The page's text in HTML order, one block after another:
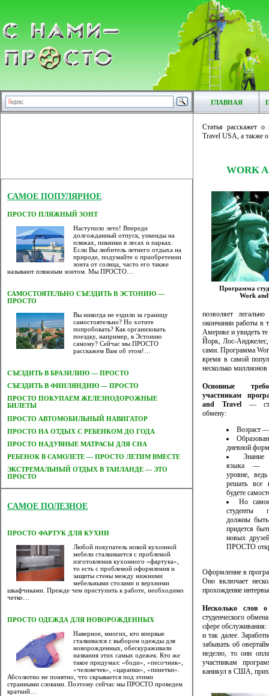
ГЛАВНАЯ
САМОЕ ПОПУЛЯРНОЕ
ПРОСТО ПЛЯЖНЫЙ ЗОНТ
Наступило лето! Впереди
долгожданный отпуск, уикенды на
пляжах, пикники в лесах и парках.
Если Вы любитель летнего отдыха на
природе, подумайте о приобретении
зонта от солнца, часто его также
называют пляжным зонтом. Мы ПРОСТО…
САМОСТОЯТЕЛЬНО СЪЕЗДИТЬ В ЭСТОНИЮ —
ПРОСТО
Вы никогда не ездили за границу
самостоятельно? Но хотите
попробовать? Как организовать
поездку, например, в Эстонию
самому? Сейчас мы ПРОСТО
расскажем Вам об этом!…
СЪЕЗДИТЬ В БРАЗИЛИЮ — ПРОСТО
СЪЕЗДИТЬ В ФИНЛЯНДИЮ — ПРОСТО
ПРОСТО ПОКУПАЕМ ЖЕЛЕЗНОДОРОЖНЫЕ
БИЛЕТЫ
ПРОСТО АВТОМОБИЛЬНЫЙ НАВИГАТОР
ПРОСТО НА ОТДЫХ С РЕБЕНКОМ ДО ГОДА
ПРОСТО НАДУВНЫЕ МАТРАСЫ ДЛЯ СНА
РЕБЕНОК В САМОЛЕТЕ — ПРОСТО ЛЕТИМ ВМЕСТЕ
ЭКСТРЕМАЛЬНЫЙ ОТДЫХ В ТАИЛАНДЕ — ЭТО
ПРОСТО
САМОЕ ПОЛЕЗНОЕ
ПРОСТО ФАРТУК ДЛЯ КУХНИ
Любой покупатель новой кухонной
мебели сталкивается с проблемой
изготовления кухонного «фартука»,
то есть с проблемой оформления и
защиты стены между нижними
мебельными столами и верхними
шкафчиками. Прежде чем приступить к работе, необходимо
четко…
ПРОСТО ОДЕЖДА ДЛЯ НОВОРОЖДЕННЫХ
Наверное, многих, кто впервые
сталкивался с выбором одежды для
новорожденных, обескураживали
названия этих самых одежек. Кто же
такое придумал: «боди», «песочник»,
«человечек», «царапки», «пинетки».
Абсолютно не понятно, что скрывается под этими
странными словами. Поэтому сейчас мы ПРОСТО проведем
краткий…
Статья расскажет о
Travel USA, а также
WORK
Программа
Work
позволяет
окончании работы в
Америке и увидеть
Йорк, Лос-
сами. Программа
время в самой
несколько миллионов
Основные
участникам
and Travel—
обмену:
Возраст
дневной
Знание
языка —
уровне,
решать все
будете
Но
студенты
должны
придется
новых
ПРОСТО
Оформление в
Оно включает
прохождение
Несколько слов
студенческого
сфере обслуживания:
и так далее.
забывать об
неделю, то они
участникам
каникул в США,